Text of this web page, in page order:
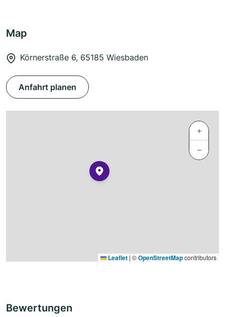
Map
Körnerstraße 6, 65185 Wiesbaden
Anfahrt planen
+
−
Leaflet | ©OpenStreetMapcontributors
Bewertungen